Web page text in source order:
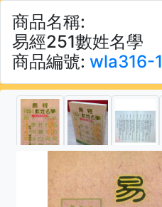
商品名稱:
易經251數姓名學
商品編號: wla316-1